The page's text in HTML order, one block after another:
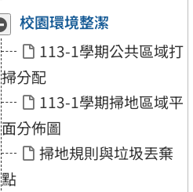
收
合
「校
園
環
境
潔」
展
開
「校
園
環
境
潔」
校園環境整潔
113-1學期公共區域打
掃分配
113-1學期掃地區域平
面分佈圖
掃地規則與垃圾丟棄
點